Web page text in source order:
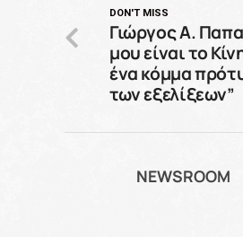
DON'T MISS
Γιώργος Α.
μου είναι το
ένα κόμμα
των εξελίξεων”
NEWSROOM